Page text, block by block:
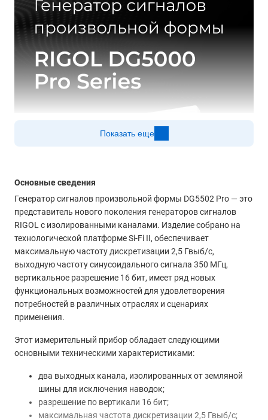
Показать еще
Основные сведения
Генератор сигналов произвольной формы DG5502 Pro — это
представитель нового поколения генераторов сигналов
RIGOL с изолированными каналами. Изделие собрано на
технологической платформе Si-Fi II, обеспечивает
максимальную частоту дискретизации 2,5 Гвыб/с,
выходную частоту синусоидального сигнала 350 МГц,
вертикальное разрешение 16 бит, имеет ряд новых
функциональных возможностей для удовлетворения
потребностей в различных отраслях и сценариях
применения.
Этот измерительный прибор обладает следующими
основными техническими характеристиками:
два выходных канала, изолированных от земляной
шины для исключения наводок;
разрешение по вертикали 16 бит;
максимальная частота дискретизации 2,5 Гвыб/с;